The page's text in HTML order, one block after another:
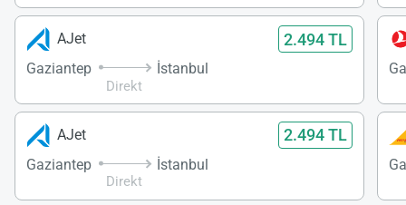
AJet 2.494 TL
Gaziantep
Direkt
İstanbul
AJet 2.494 TL
Gaziantep
Direkt
İstanbul